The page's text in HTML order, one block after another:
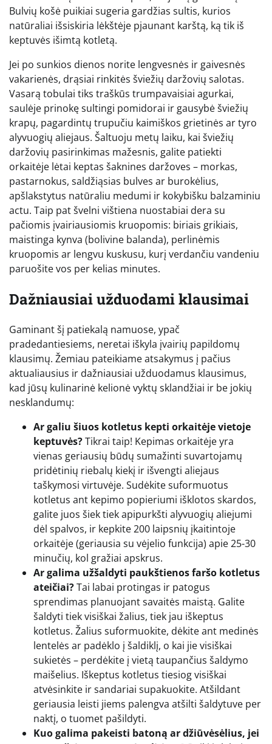
Bulvių košė puikiai sugeria gardžias sultis, kurios
natūraliai išsiskiria lėkštėje pjaunant karštą, ką tik iš
keptuvės išimtą kotletą.
Jei po sunkios dienos norite lengvesnės ir gaivesnės
vakarienės, drąsiai rinkitės šviežių daržovių salotas.
Vasarą tobulai tiks traškūs trumpavaisiai agurkai,
saulėje prinokę sultingi pomidorai ir gausybė šviežių
krapų, pagardintų trupučiu kaimiškos grietinės ar tyro
alyvuogių aliejaus. Šaltuoju metų laiku, kai šviežių
daržovių pasirinkimas mažesnis, galite patiekti
orkaitėje lėtai keptas šaknines daržoves – morkas,
pastarnokus, saldžiąsias bulves ar burokėlius,
apšlakstytus natūraliu medumi ir kokybišku balzaminiu
actu. Taip pat švelni vištiena nuostabiai dera su
pačiomis įvairiausiomis kruopomis: biriais grikiais,
maistinga kynva (bolivine balanda), perlinėmis
kruopomis ar lengvu kuskusu, kurį verdančiu vandeniu
paruošite vos per kelias minutes.
Dažniausiai užduodami klausimai
Gaminant šį patiekalą namuose, ypač
pradedantiesiems, neretai iškyla įvairių papildomų
klausimų. Žemiau pateikiame atsakymus į pačius
aktualiausius ir dažniausiai užduodamus klausimus,
kad jūsų kulinarinė kelionė vyktų sklandžiai ir be jokių
nesklandumų:
Ar galiu šiuos kotletus kepti orkaitėje vietoje
keptuvės?Tikrai taip! Kepimas orkaitėje yra
vienas geriausių būdų sumažinti suvartojamų
pridėtinių riebalų kiekį ir išvengti aliejaus
taškymosi virtuvėje. Sudėkite suformuotus
kotletus ant kepimo popieriumi išklotos skardos,
galite juos šiek tiek apipurkšti alyvuogių aliejumi
dėl spalvos, ir kepkite 200 laipsnių įkaitintoje
orkaitėje (geriausia su vėjelio funkcija) apie 25-30
minučių, kol gražiai apskrus.
Ar galima užšaldyti paukštienos faršo kotletus
ateičiai?Tai labai protingas ir patogus
sprendimas planuojant savaitės maistą. Galite
šaldyti tiek visiškai žalius, tiek jau iškeptus
kotletus. Žalius suformuokite, dėkite ant medinės
lentelės ar padėklo į šaldiklį, o kai jie visiškai
sukietės – perdėkite į vietą taupančius šaldymo
maišelius. Iškeptus kotletus tiesiog visiškai
atvėsinkite ir sandariai supakuokite. Atšildant
geriausia leisti jiems palengva atšilti šaldytuve per
naktį, o tuomet pašildyti.
Kuo galima pakeisti batoną ar džiūvėsėlius, jei